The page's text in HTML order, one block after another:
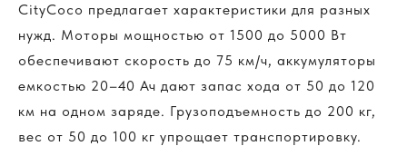
CityCoco предлагает характеристики для разных
нужд. Моторы мощностью от 1500 до 5000 Вт
обеспечивают скорость до 75 км/ч, аккумуляторы
емкостью 20–40 Ач дают запас хода от 50 до 120
км на одном заряде. Грузоподъемность до 200 кг,
вес от 50 до 100 кг упрощает транспортировку.